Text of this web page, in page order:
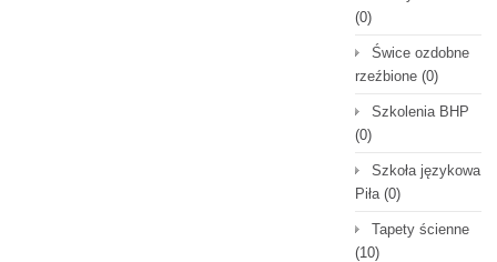
(0)
Świce ozdobne
rzeźbione (0)
Szkolenia BHP
(0)
Szkoła językowa
Piła(0)
Tapety ścienne
(10)